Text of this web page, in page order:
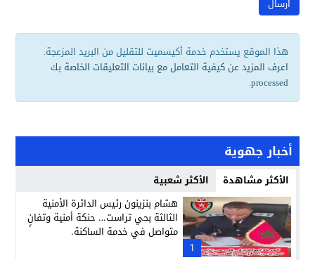
هذا الموقع يستخدم خدمة أكيسميت للتقليل من البريد المزعجة.
اعرف المزيد عن كيفية التعامل مع بيانات التعليقات الخاصة بك
processed
.
أخبار جهوية
الأكثر مشاهدة الأكثر شعبية
1
هشام بنزينون رئيس الدائرة الأمنية
الثالثة بحي تراست… حنكة أمنية وتفانٍ
متواصل في خدمة الساكنة.